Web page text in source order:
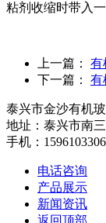
粘剂收缩时带入一
上一篇：
有
下一篇：
有
泰兴市金沙有机
地址：泰兴市南
手机：
电话咨询
产品展示
新闻资讯